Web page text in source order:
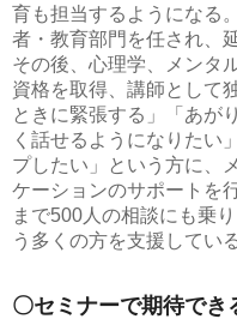
育も担当するようになる
者・教育部門を任され、
その後、心理学、メンタ
資格を取得、講師として
ときに緊張する」「あが
く話せるようになりたい
プしたい」という方に、
ケーションのサポートを
まで500人の相談にも乗
う多くの方を支援している
〇セミナーで期待でき